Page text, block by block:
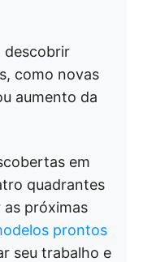
descobrir
como novas
aumento da
em
quadrantes
as próximas
prontos
seu trabalho e